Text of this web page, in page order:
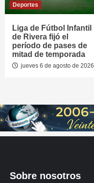
Deportes
Liga de Fútbol Infantil
de Rivera fijó el
período de pases de
mitad de temporada
jueves 6 de agosto de 2026
Sobre nosotros